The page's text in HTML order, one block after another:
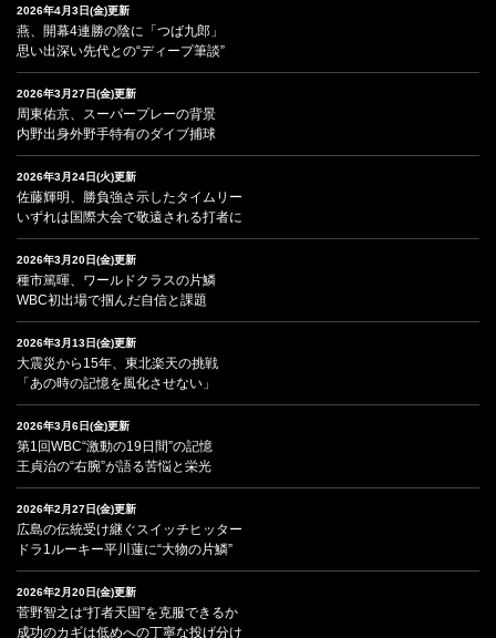
2026年4月3日(金)更新
燕、開幕4連勝の陰に「つば九郎」
思い出深い先代との“ディープ筆談”
2026年3月27日(金)更新
周東佑京、スーパープレーの背景
内野出身外野手特有のダイブ捕球
2026年3月24日(火)更新
佐藤輝明、勝負強さ示したタイムリー
いずれは国際大会で敬遠される打者に
2026年3月20日(金)更新
種市篤暉、ワールドクラスの片鱗
WBC初出場で掴んだ自信と課題
2026年3月13日(金)更新
大震災から15年、東北楽天の挑戦
「あの時の記憶を風化させない」
2026年3月6日(金)更新
第1回WBC“激動の19日間”の記憶
王貞治の“右腕”が語る苦悩と栄光
2026年2月27日(金)更新
広島の伝統受け継ぐスイッチヒッター
ドラ1ルーキー平川蓮に“大物の片鱗”
2026年2月20日(金)更新
菅野智之は“打者天国”を克服できるか
成功のカギは低めへの丁寧な投げ分け